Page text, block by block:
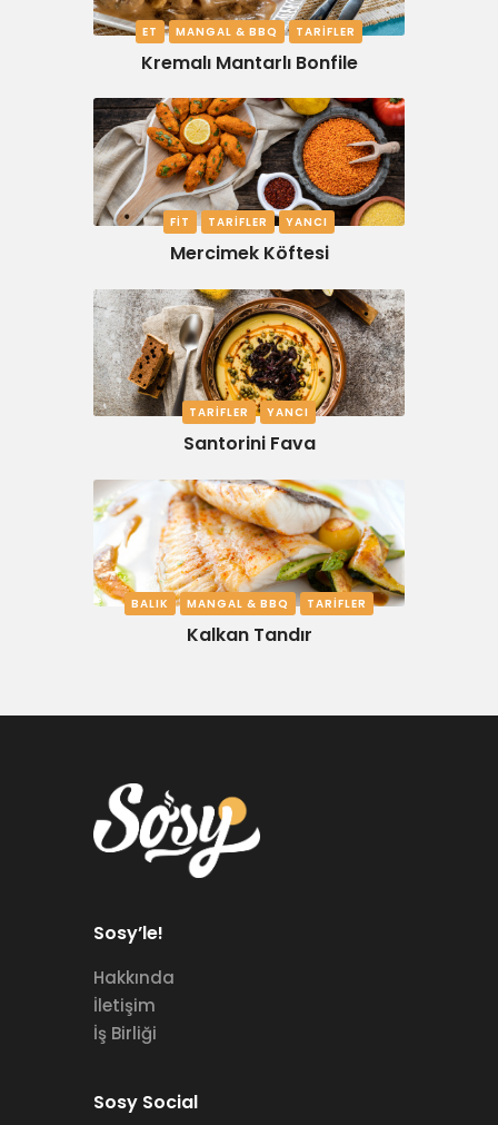
ET MANGAL & BBQ TARIFLER
Kremalı Mantarlı Bonfile
FIT TARIFLER YANCI
Mercimek Köftesi
TARIFLER YANCI
Santorini Fava
BALIK MANGAL & BBQ TARIFLER
Kalkan Tandır
Sosy’le!
Hakkında
İletişim
İş Birliği
Sosy Social